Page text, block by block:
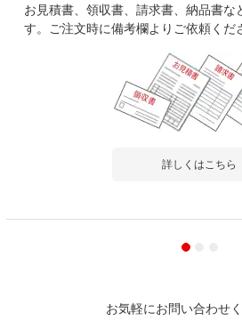
お見積書、領収書、請求書、納品書な
す。ご注文時に備考欄よりご依頼くだ
詳しくはこちら
お気軽にお問い合わせく